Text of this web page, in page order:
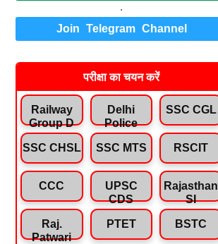
.
Join Telegram Channel
परीक्षा का चयन करें
Railway
Group D
Delhi
Police
SSC CGL
SSC CHSL SSC MTS RSCIT
CCC
UPSC
CDS
Rajasthan
SI
Raj.
Patwari
PTET BSTC